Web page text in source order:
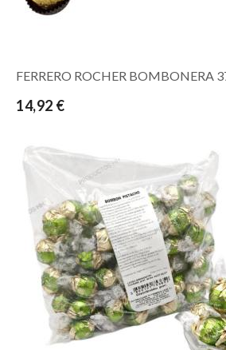
FERRERO ROCHER BOMBONERA
14,92 €